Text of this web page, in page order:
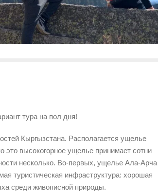
тура на пол дня!
Кыргызстана. Располагается ущелье
высокогорное ущелье принимает сотни
несколько. Во-первых, ущелье Ала-Арча
туристическая инфраструктура: хорошая
среди живописной природы.